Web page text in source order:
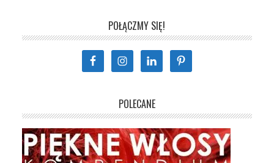
POŁĄCZMY SIĘ!
POLECANE